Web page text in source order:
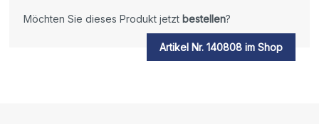
Möchten Sie dieses Produkt jetzt bestellen?
Artikel Nr. 140808 im Shop